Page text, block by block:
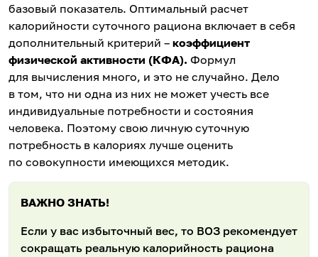
базовый показатель. Оптимальный расчет
калорийности суточного рациона включает в себя
дополнительный критерий – коэффициент
физической активности (КФА). Формул
для вычисления много, и это не случайно. Дело
в том, что ни одна из них не может учесть все
индивидуальные потребности и состояния
человека. Поэтому свою личную суточную
потребность в калориях лучше оценить
по совокупности имеющихся методик.
ВАЖНО ЗНАТЬ!
Если у вас избыточный вес, то ВОЗ рекомендует
сокращать реальную калорийность рациона